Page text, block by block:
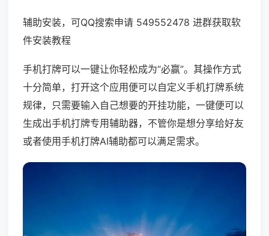
辅助安装，可QQ搜索申请 549552478 进群获取软
件安装教程
手机打牌可以一键让你轻松成为“必赢”。其操作方式
十分简单，打开这个应用便可以自定义手机打牌系统
规律，只需要输入自己想要的开挂功能，一键便可以
生成出手机打牌专用辅助器，不管你是想分享给好友
或者使用手机打牌AI辅助都可以满足需求。